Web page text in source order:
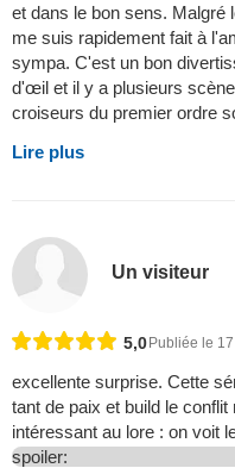
et dans le bon sens. Malgré
me suis rapidement fait à
sympa. C'est un bon
d'œil et il y a plusieurs
croiseurs du premier ordre
Lire plus
Un visiteur
5,0Publiée le
excellente surprise. Cette
tant de paix et build le
intéressant au lore : on voit
spoiler: